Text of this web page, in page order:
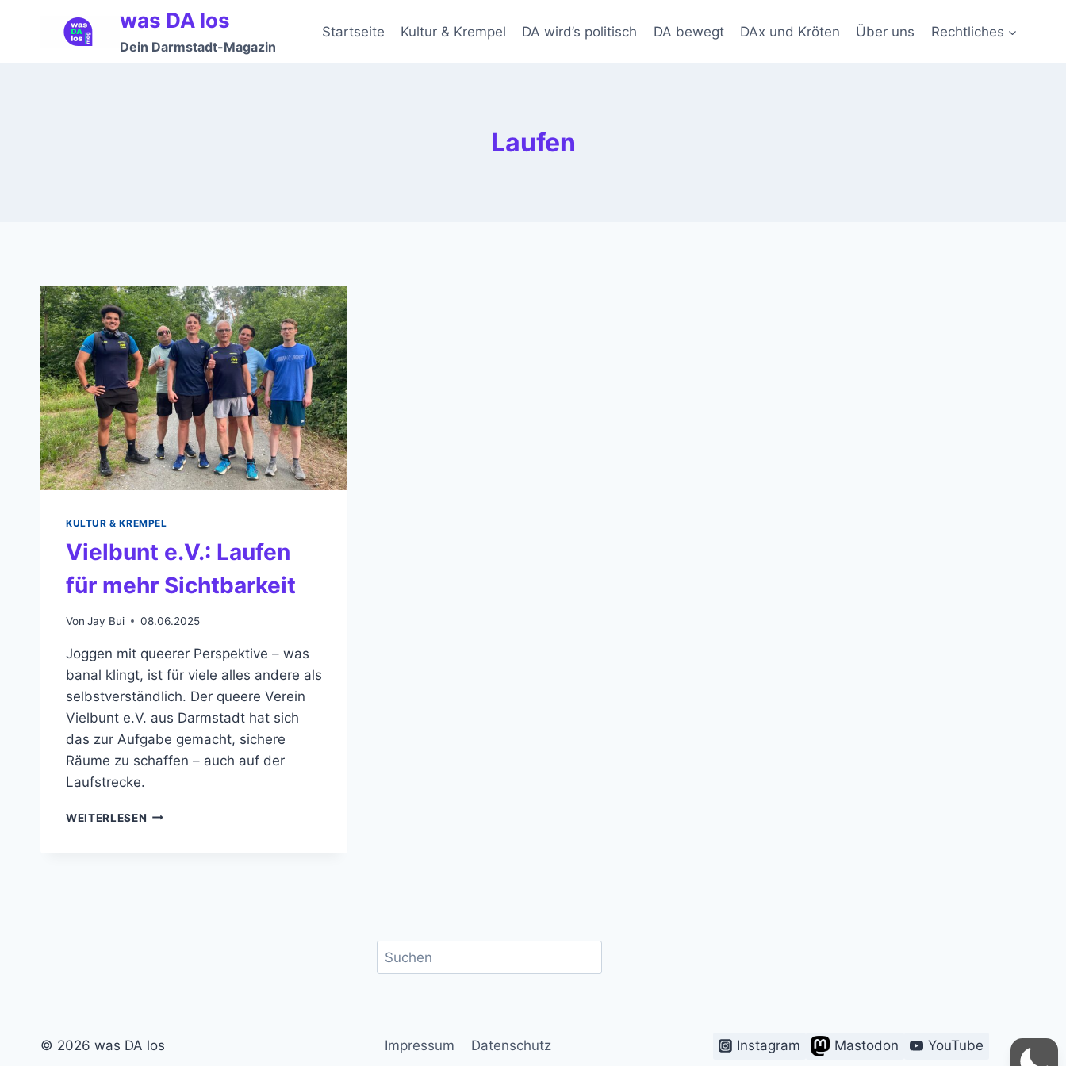
was DA los
Dein Darmstadt-Magazin
Startseite Kultur & Krempel DA wird’s politisch DA bewegt DAx und Kröten Über uns Rechtliches
Laufen
KULTUR & KREMPEL
Vielbunt e.V.: Laufen
für mehr Sichtbarkeit
Von Jay Bui 08.06.2025
Joggen mit queerer Perspektive – was
banal klingt, ist für viele alles andere als
selbstverständlich. Der queere Verein
Vielbunt e.V. aus Darmstadt hat sich
das zur Aufgabe gemacht, sichere
Räume zu schaffen – auch auf der
Laufstrecke.
WEITERLESEN VIELBUNT
Suchen
© 2026 was DA los Impressum Datenschutz Instagram Mastodon YouTube